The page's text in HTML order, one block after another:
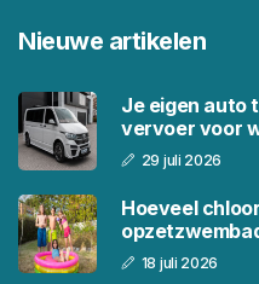
Nieuwe artikelen
Je eigen auto
vervoer voor
29 juli 2026
Hoeveel
18 juli 2026